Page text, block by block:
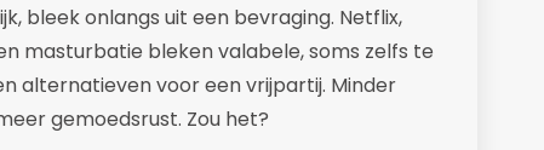
bleek onlangs uit een bevraging. Netflix,
masturbatie bleken valabele, soms zelfs te
alternatieven voor een vrijpartij. Minder
gemoedsrust. Zou het?